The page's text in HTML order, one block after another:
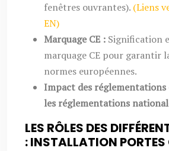
fenêtres ouvrantes). (Liens
EN)
Marquage CE : Signification
marquage CE pour garantir
normes européennes.
Impact des réglementations
les réglementations
LES RÔLES DES
: INSTALLATION PORTES